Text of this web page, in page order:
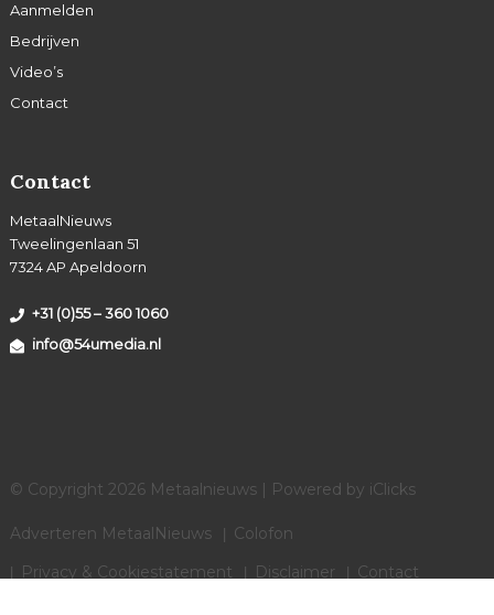
Aanmelden
Bedrijven
Video’s
Contact
Contact
MetaalNieuws
Tweelingenlaan 51
7324 AP Apeldoorn
+31 (0)55 – 360 1060
info@54umedia.nl
© Copyright 2026 Metaalnieuws | Powered by iClicks
Adverteren MetaalNieuws
Colofon
Privacy & Cookiestatement
Disclaimer
Contact